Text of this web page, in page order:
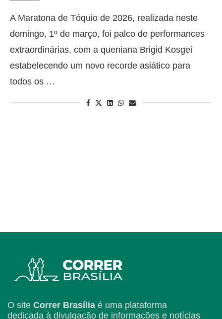
A Maratona de Tóquio de 2026, realizada neste
domingo, 1º de março, foi palco de performances
extraordinárias, com a queniana Brigid Kosgei
estabelecendo um novo recorde asiático para
todos os …
O site Correr Brasília é uma plataforma
dedicada à divulgação de informações e notícias